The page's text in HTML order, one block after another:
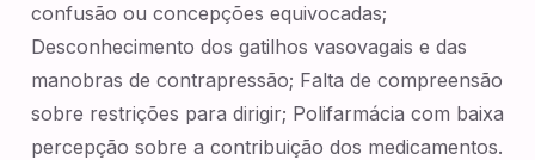
confusão ou concepções equivocadas;
Desconhecimento dos gatilhos vasovagais e das
manobras de contrapressão; Falta de compreensão
sobre restrições para dirigir; Polifarmácia com baixa
percepção sobre a contribuição dos medicamentos.